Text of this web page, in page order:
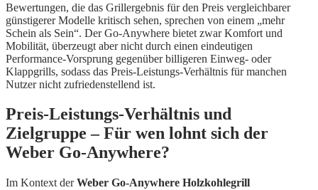
Bewertungen, die das Grillergebnis für den Preis vergleichbarer
günstigerer Modelle kritisch sehen, sprechen von einem „mehr
Schein als Sein“. Der Go-Anywhere bietet zwar Komfort und
Mobilität, überzeugt aber nicht durch einen eindeutigen
Performance-Vorsprung gegenüber billigeren Einweg- oder
Klappgrills, sodass das Preis-Leistungs-Verhältnis für manchen
Nutzer nicht zufriedenstellend ist.
Preis-Leistungs-Verhältnis und
Zielgruppe – Für wen lohnt sich der
Weber Go-Anywhere?
Im Kontext derWeber Go-Anywhere Holzkohlegrill